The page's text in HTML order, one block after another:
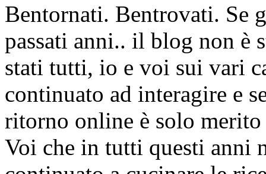
Bentornati. Bentrovati. Se
passati anni.. il blog non è
stati tutti, io e voi sui vari
continuato ad interagire e
ritorno online è solo
Voi che in tutti questi anni